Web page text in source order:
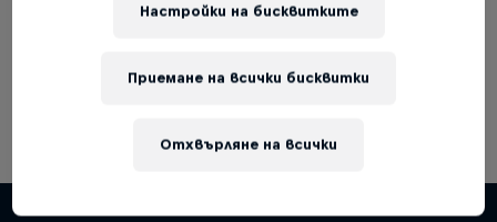
Настройки на бисквитките
Отхвърляне на всички
Приемане на всички бисквитки